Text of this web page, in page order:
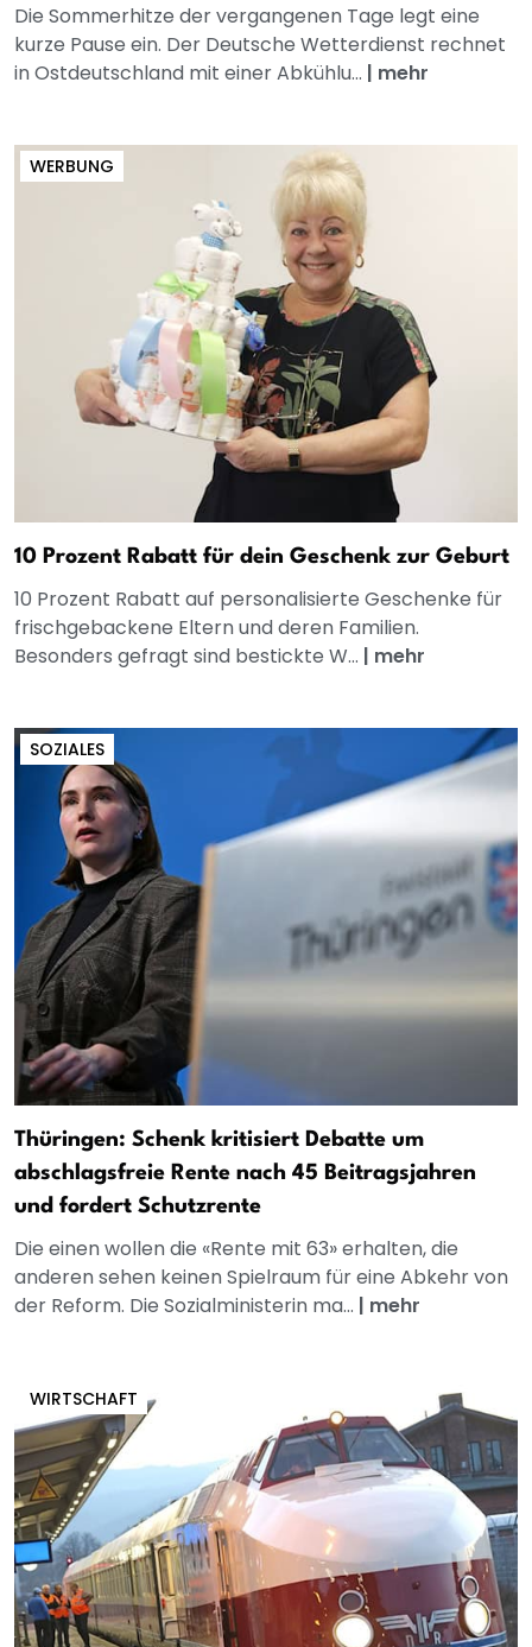
Die Sommerhitze der vergangenen Tage legt eine
kurze Pause ein. Der Deutsche Wetterdienst rechnet
in Ostdeutschland mit einer Abkühlu... | mehr
WERBUNG
10 Prozent Rabatt für dein Geschenk zur Geburt
10 Prozent Rabatt auf personalisierte Geschenke für
frischgebackene Eltern und deren Familien.
Besonders gefragt sind bestickte W... | mehr
SOZIALES
Thüringen: Schenk kritisiert Debatte um
abschlagsfreie Rente nach 45 Beitragsjahren
und fordert Schutzrente
Die einen wollen die «Rente mit 63» erhalten, die
anderen sehen keinen Spielraum für eine Abkehr von
der Reform. Die Sozialministerin ma... | mehr
WIRTSCHAFT